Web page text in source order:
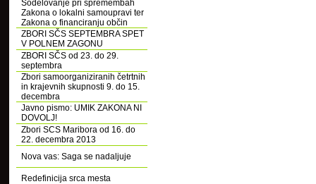
Sodelovanje pri spremembah
Zakona o lokalni samoupravi ter
Zakona o financiranju občin
ZBORI SČS SEPTEMBRA SPET
V POLNEM ZAGONU
ZBORI SČS od 23. do 29.
septembra
Zbori samoorganiziranih četrtnih
in krajevnih skupnosti 9. do 15.
decembra
Javno pismo: UMIK ZAKONA NI
DOVOLJ!
Zbori SCS Maribora od 16. do
22. decembra 2013
Nova vas: Saga se nadaljuje
Redefinicija srca mesta